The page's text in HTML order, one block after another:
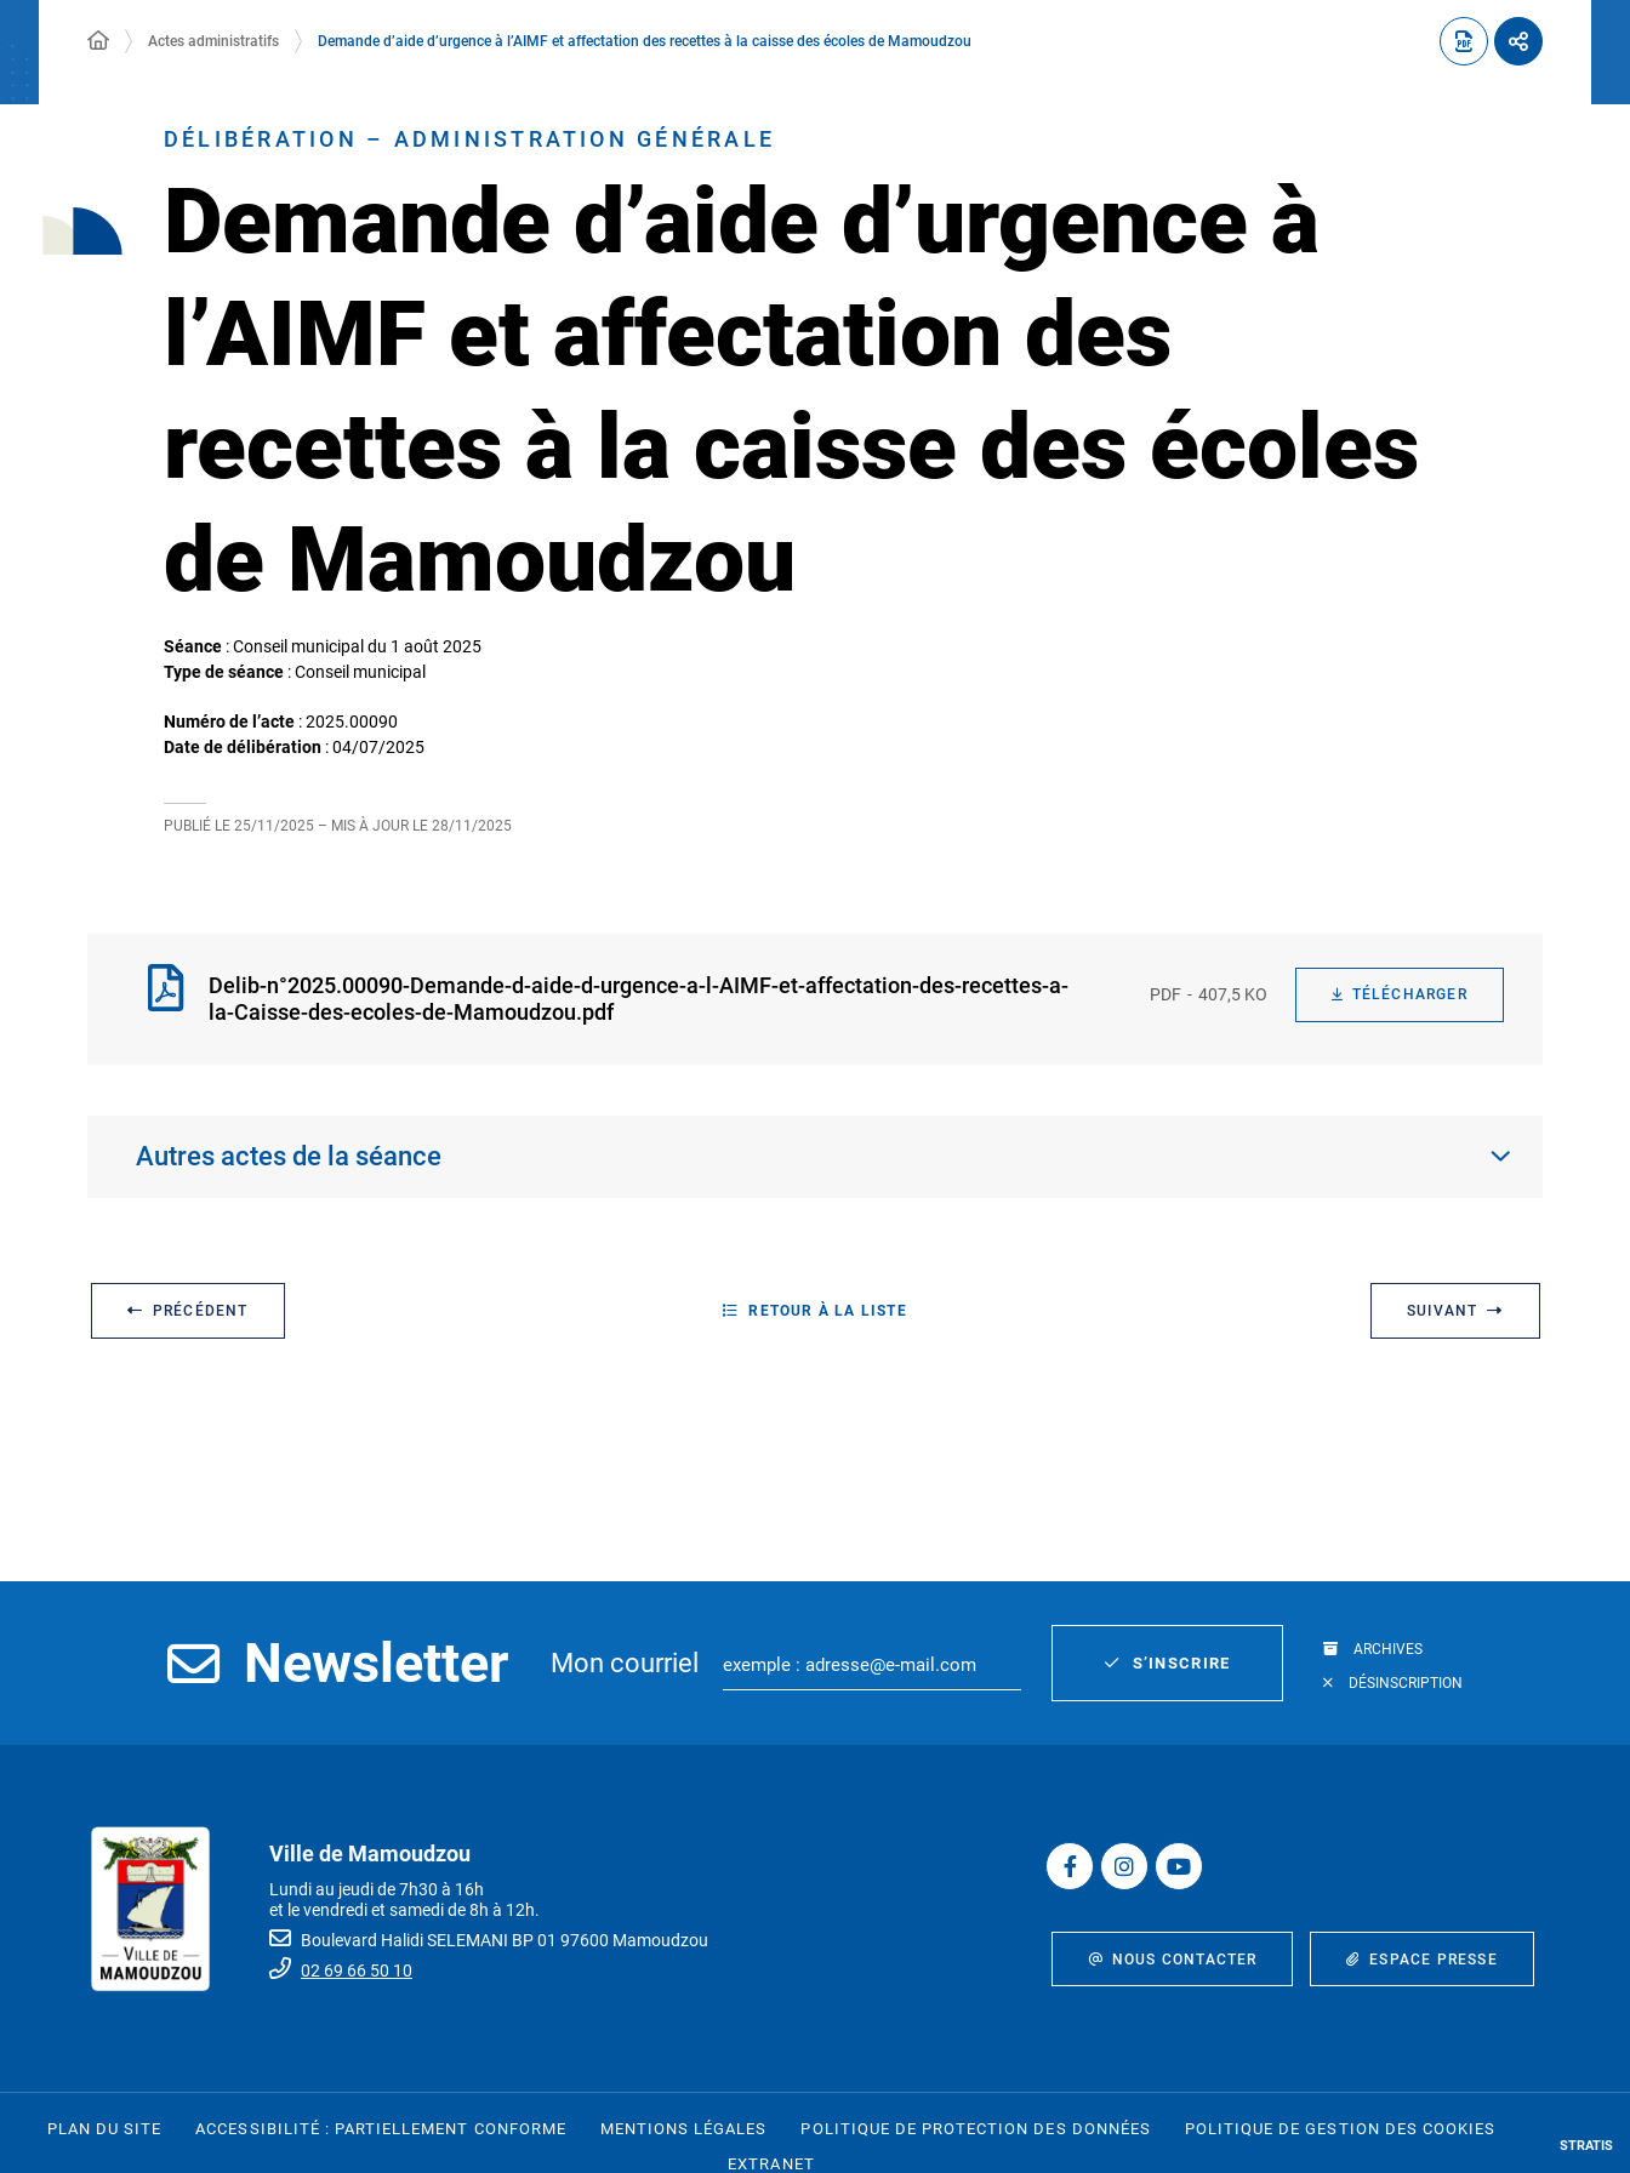
Actes administratifs Demande d’aide d’urgence à l’AIMF et affectation des recettes à la caisse des écoles de Mamoudzou
DÉLIBÉRATION – ADMINISTRATION GÉNÉRALE
Demande d’aide d’urgence à
l’AIMF et affectation des
recettes à la caisse des écoles
de Mamoudzou
Séance : Conseil municipal du 1 août 2025
Type de séance : Conseil municipal
Numéro de l’acte : 2025.00090
Date de délibération :04/07/2025
PUBLIÉ LE 25/11/2025 – MIS À JOUR LE 28/11/2025
Delib-n°2025.00090-Demande-d-aide-d-urgence-a-l-AIMF-et-affectation-des-recettes-a-
la-Caisse-des-ecoles-de-Mamoudzou.pdf
PDF 407,5 KO TÉLÉCHARGER
Autres actes de la séance
PRÉCÉDENT RETOUR À LA LISTE SUIVANT
Newsletter Mon courriel S’INSCRIRE
ARCHIVES
DÉSINSCRIPTION
Ville de Mamoudzou
Lundi au jeudi de 7h30 à 16h
et le vendredi et samedi de 8h à 12h.
Boulevard Halidi SELEMANI BP 01 97600 Mamoudzou
02 69 66 50 10
NOUS CONTACTER ESPACE PRESSE
PLAN DU SITE ACCESSIBILITÉ : PARTIELLEMENT CONFORME MENTIONS LÉGALES POLITIQUE DE PROTECTION DES DONNÉES
POLITIQUE DE GESTION DES COOKIES
EXTRANET
STRATIS